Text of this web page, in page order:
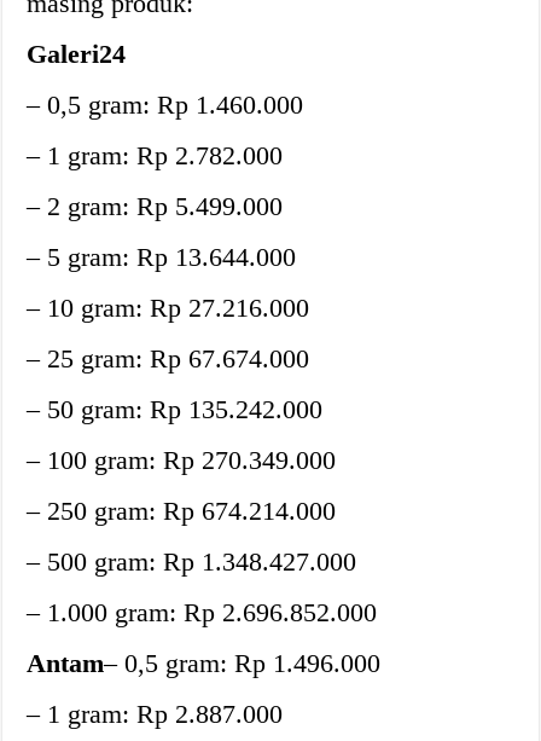
Galeri24
– 0,5 gram: Rp 1.460.000
– 1 gram: Rp 2.782.000
– 2 gram: Rp 5.499.000
– 5 gram: Rp 13.644.000
– 10 gram: Rp 27.216.000
– 25 gram: Rp 67.674.000
– 50 gram: Rp 135.242.000
– 100 gram: Rp 270.349.000
– 250 gram: Rp 674.214.000
– 500 gram: Rp 1.348.427.000
– 1.000 gram: Rp 2.696.852.000
Antam– 0,5 gram: Rp 1.496.000
– 1 gram: Rp 2.887.000